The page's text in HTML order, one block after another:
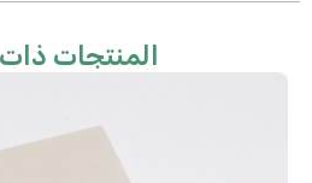
المنتجات ذات